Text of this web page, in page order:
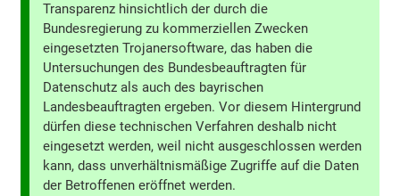
Transparenz hinsichtlich der durch die
Bundesregierung zu kommerziellen Zwecken
eingesetzten Trojanersoftware, das haben die
Untersuchungen des Bundesbeauftragten für
Datenschutz als auch des bayrischen
Landesbeauftragten ergeben. Vor diesem Hintergrund
dürfen diese technischen Verfahren deshalb nicht
eingesetzt werden, weil nicht ausgeschlossen werden
kann, dass unverhältnismäßige Zugriffe auf die Daten
der Betroffenen eröffnet werden.